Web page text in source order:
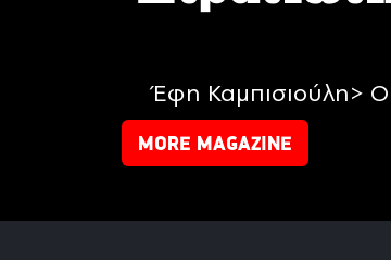
Έφη Καμπισιούλη> Ο
MORE MAGAZINE